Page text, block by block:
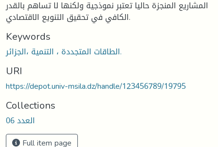
المشاريع المنجزة حاليا تعتبر نموذجية ولكنها لا تساهم بالقدر
الكافي في تحقيق التنويع الاقتصادي.
Keywords
الطاقات المتجددة ، التنمية ،الجزائر.
URI
https://depot.univ-msila.dz/handle/123456789/19795
Collections
العدد 06
Full item page